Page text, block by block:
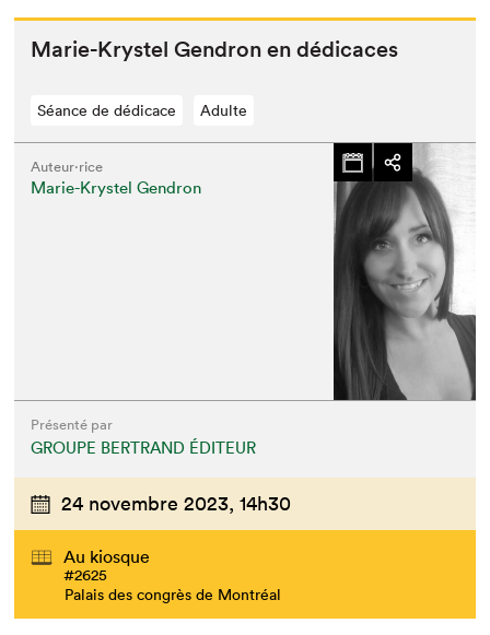
Marie-Krys­tel Gen­dron en dédicaces
Séance de dédicace Adulte
Auteur·rice
Marie-Krystel Gendron
Présenté par
GROUPE BERTRAND ÉDITEUR
24 novembre 2023, 14h30
Au kiosque
#2625
Palais des congrès de Montréal